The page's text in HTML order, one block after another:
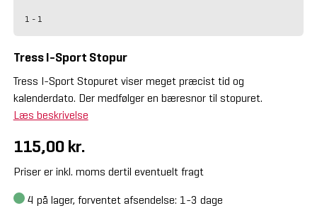
1 - 1
Tress I-Sport Stopur
Tress I-Sport Stopuret viser meget præcist tid og
kalenderdato. Der medfølger en bæresnor til stopuret.
Læs beskrivelse
115,00 kr.
Priser er inkl. moms dertil eventuelt fragt
4 på lager, forventet afsendelse: 1-3 dage